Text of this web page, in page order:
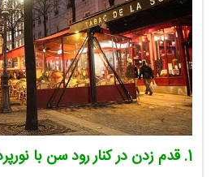
1. قدم زدن در کنار رود سن با نورپردازی‌های بی‌نظیر